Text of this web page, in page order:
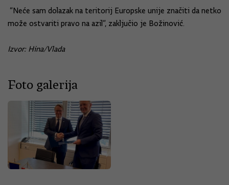
“Neće sam dolazak na teritorij Europske unije značiti da netko
može ostvariti pravo na azil”, zaključio je Božinović.
Izvor: Hina/Vlada
Foto galerija